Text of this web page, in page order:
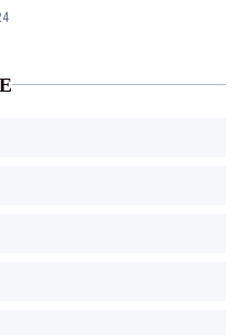
au fost ridicate de la